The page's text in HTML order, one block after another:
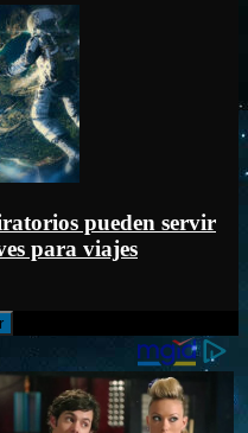
pueden servir
para viajes